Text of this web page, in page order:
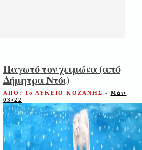
Παγωτό τον χειμώνα (από
Δήμητρα Ντόι)
ΑΠΟ: 1ο ΛΥΚΕΙΟ ΚΟΖΑΝΗΣ - Μάι•
03•22